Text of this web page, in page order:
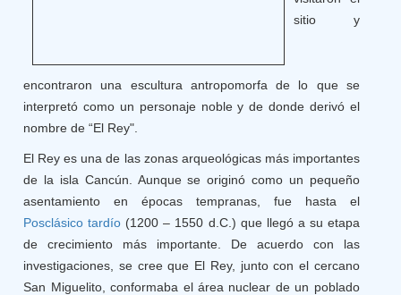
sitio y
encontraron una escultura antropomorfa de lo que se
interpretó como un personaje noble y de donde derivó el
nombre de “El Rey".
El Rey es una de las zonas arqueológicas más importantes
de la isla Cancún. Aunque se originó como un pequeño
asentamiento en épocas tempranas, fue hasta el
Posclásico tardío (1200 – 1550 d.C.) que llegó a su etapa
de crecimiento más importante. De acuerdo con las
investigaciones, se cree que El Rey, junto con el cercano
San Miguelito, conformaba el área nuclear de un poblado